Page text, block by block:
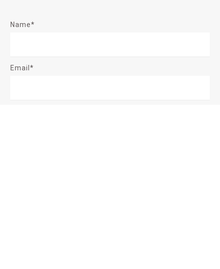
Name*
Email*